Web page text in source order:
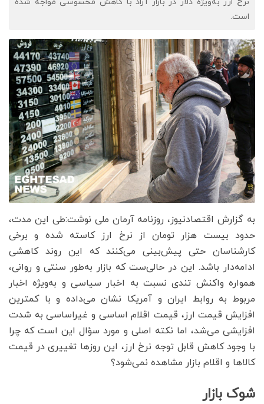
است.
به گزارش اقتصادنیوز، روزنامه آرمان ملی نوشت:طی این مدت،
حدود بیست هزار تومان از نرخ ارز کاسته شده و برخی
کارشناسان حتی پیش‌بینی می‌کنند که این روند کاهشی
ادامه‌دار باشد. این در حالی‌ست که بازار به‌طور سنتی و روانی،
همواره واکنش تندی نسبت به اخبار سیاسی و به‌ویژه اخبار
مربوط به روابط ایران و آمریکا نشان می‌داده و با کمترین
افزایش قیمت ارز، قیمت اقلام اساسی و غیراساسی به شدت
افزایشی می‌شد، اما نکته اصلی و مورد سؤال این است که چرا
با وجود کاهش قابل توجه نرخ ارز، این روزها تغییری در قیمت
کالاها و اقلام بازار مشاهده نمی‌شود؟
شوک بازار